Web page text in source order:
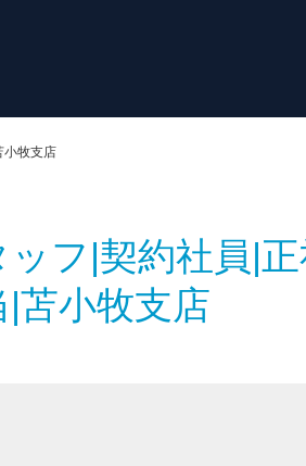
小牧支店
フ|契約社員|
苫小牧支店